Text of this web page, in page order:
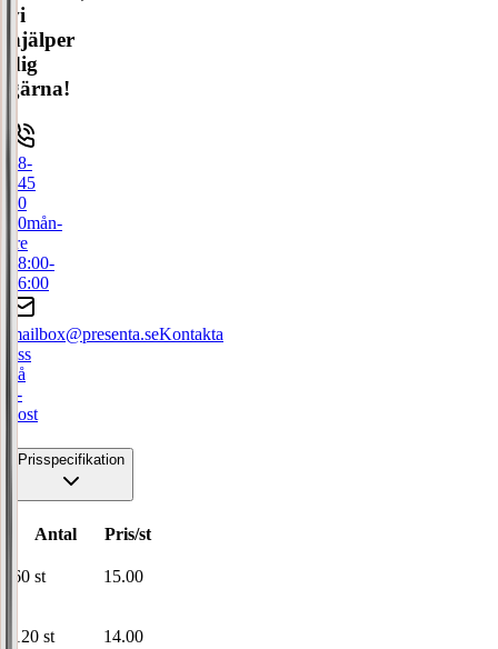
vi
hjälper
dig
gärna!
08-
445
50
00mån-
fre
08:00-
16:00
mailbox@presenta.seKontakta
oss
på
e-
post
Prisspecifikation
Antal Pris/st
60 st 15.00
120 st 14.00